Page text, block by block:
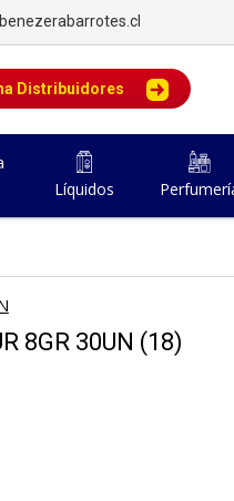
Distribuidores
Líquidos
8GR 30UN (18)